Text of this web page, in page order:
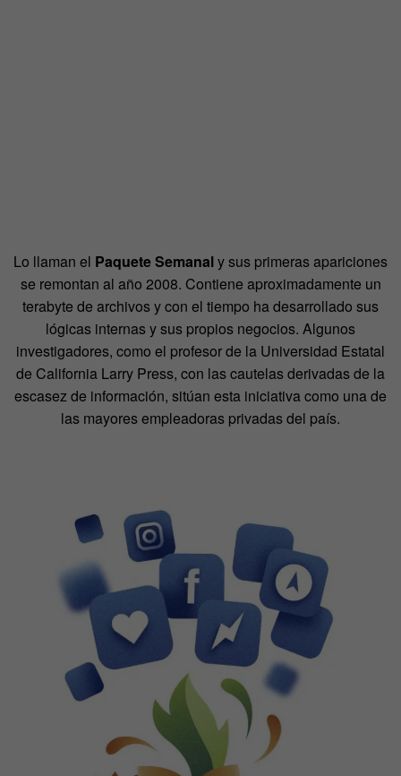
Lo llaman el Paquete Semanaly sus primeras apariciones
se remontan al año 2008. Contiene aproximadamente un
terabyte de archivos y con el tiempo ha desarrollado sus
lógicas internas y sus propios negocios. Algunos
investigadores, como el profesor de la Universidad Estatal
de California Larry Press, con las cautelas derivadas de la
escasez de información, sitúan esta iniciativa como una de
las mayores empleadoras privadas del país.